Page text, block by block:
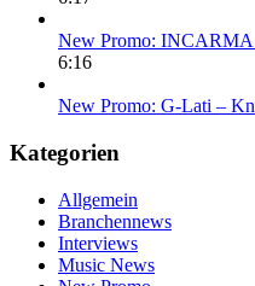
New Promo:
6:16
New Promo: G-Lati –
Kategorien
Allgemein
Branchennews
Interviews
Music News